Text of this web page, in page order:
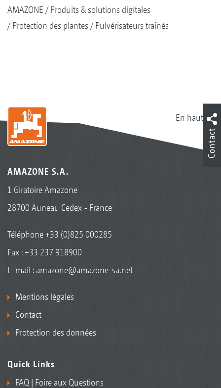
AMAZONE
Produits & solutions digitales
Protection des plantes
Pulvérisateurs traînés
En haut
AMAZONE S.A.
1 Giratoire Amazone
28700 Auneau Cedex - France
Téléphone+33 (0)825 000285
Fax : +33 237 918900
E-mail : amazone@amazone-sa.net
Mentions légales
Contact
Protection des données
Quick Links
FAQ | Foire aux Questions
Contact